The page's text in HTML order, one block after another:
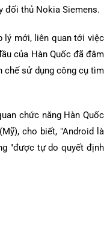
đối thủ Nokia Siemens.
lý mới, liên quan tới việc
của Hàn Quốc đã đâm
chế sử dụng công cụ tìm
chức năng Hàn Quốc
cho biết, "Android là
"được tự do quyết định